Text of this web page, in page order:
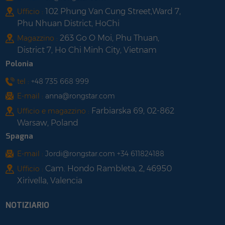
Ufficio : 102 Phung Van Cung Street,Ward 7,
Phu Nhuan District, HoChi
Magazzino : 263 Go O Moi, Phu Thuan,
District 7, Ho Chi Minh City, Vietnam
Polonia
tel : +48 735 668 999
E-mail : anna@rongstar.com
Ufficio e magazzino : Farbiarska 69, 02-862
Warsaw, Poland
Spagna
E-mail : Jordi@rongstar.com +34 611824188
Ufficio : Cam. Hondo Rambleta, 2, 46950
Xirivella, Valencia
NOTIZIARIO